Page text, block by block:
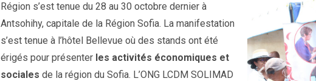
Région s’est tenue du 28 au 30 octobre dernier à
Antsohihy, capitale de la Région Sofia. La manifestation
s’est tenue à l’hôtel Bellevue où des stands ont été
érigés pour présenter les activités économiques et
sociales de la région du Sofia. L’ONG LCDM SOLIMAD